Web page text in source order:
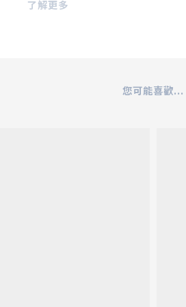
了解更多
您可能喜歡...